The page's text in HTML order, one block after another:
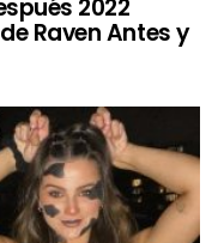
2022
Raven Antes y